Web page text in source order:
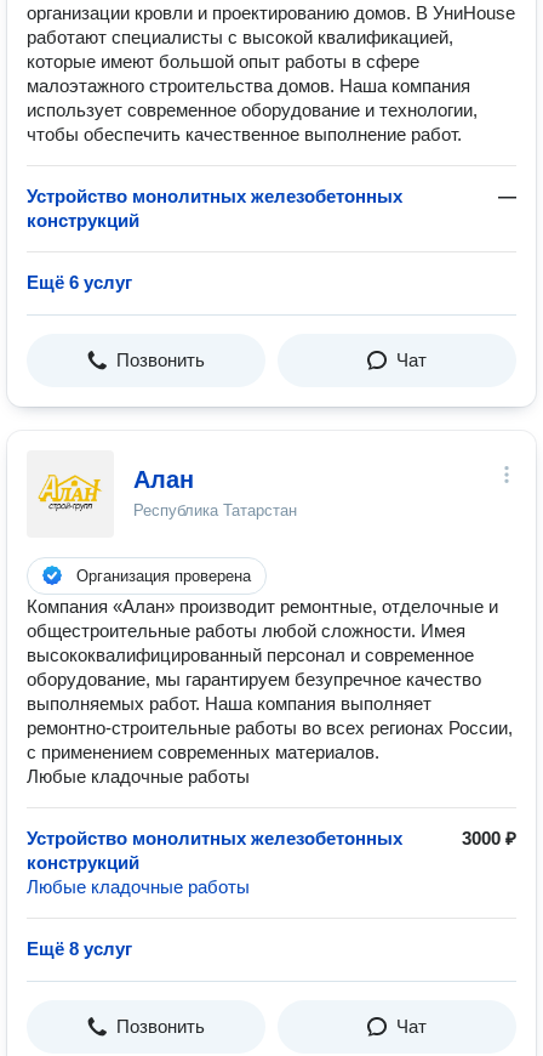
организации кровли и проектированию домов. В УниHouse
работают специалисты с высокой квалификацией,
которые имеют большой опыт работы в сфере
малоэтажного строительства домов. Наша компания
использует современное оборудование и технологии,
чтобы обеспечить качественное выполнение работ.
Устройство монолитных железобетонных
конструкций
—
Ещё 6 услуг
Позвонить Чат
Алан
Республика Татарстан
Организация проверена
Компания «Алан» производит ремонтные, отделочные и
общестроительные работы любой сложности. Имея
высококвалифицированный персонал и современное
оборудование, мы гарантируем безупречное качество
выполняемых работ. Наша компания выполняет
ремонтно-строительные работы во всех регионах России,
с применением современных материалов.
Любые кладочные работы
Устройство монолитных железобетонных
конструкций
3000 ₽
Любые кладочные работы
Ещё 8 услуг
Позвонить Чат